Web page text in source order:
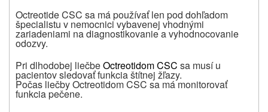
Octreotide CSC sa má používať len pod dohľadom
špecialistu v nemocnici vybavenej vhodnými
zariadeniami na diagnostikovanie a vyhodnocovanie
odozvy.
Pri dlhodobej liečbeOctreotidom CSC sa musí u
pacientov sledovať funkcia štítnej žľazy.
Počas liečby Octreotidom CSC sa má monitorovať
funkcia pečene.